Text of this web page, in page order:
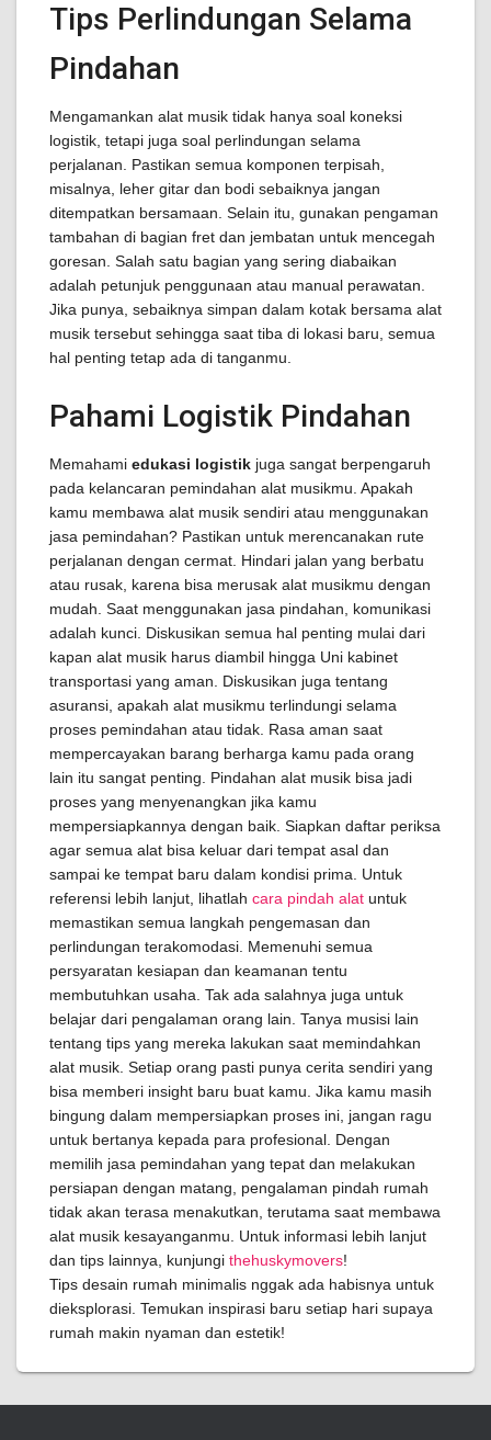
Tips Perlindungan Selama
Pindahan
Mengamankan alat musik tidak hanya soal koneksi
logistik, tetapi juga soal perlindungan selama
perjalanan. Pastikan semua komponen terpisah,
misalnya, leher gitar dan bodi sebaiknya jangan
ditempatkan bersamaan. Selain itu, gunakan pengaman
tambahan di bagian fret dan jembatan untuk mencegah
goresan. Salah satu bagian yang sering diabaikan
adalah petunjuk penggunaan atau manual perawatan.
Jika punya, sebaiknya simpan dalam kotak bersama alat
musik tersebut sehingga saat tiba di lokasi baru, semua
hal penting tetap ada di tanganmu.
Pahami Logistik Pindahan
Memahami edukasi logistik juga sangat berpengaruh
pada kelancaran pemindahan alat musikmu. Apakah
kamu membawa alat musik sendiri atau menggunakan
jasa pemindahan? Pastikan untuk merencanakan rute
perjalanan dengan cermat. Hindari jalan yang berbatu
atau rusak, karena bisa merusak alat musikmu dengan
mudah. Saat menggunakan jasa pindahan, komunikasi
adalah kunci. Diskusikan semua hal penting mulai dari
kapan alat musik harus diambil hingga Uni kabinet
transportasi yang aman. Diskusikan juga tentang
asuransi, apakah alat musikmu terlindungi selama
proses pemindahan atau tidak. Rasa aman saat
mempercayakan barang berharga kamu pada orang
lain itu sangat penting. Pindahan alat musik bisa jadi
proses yang menyenangkan jika kamu
mempersiapkannya dengan baik. Siapkan daftar periksa
agar semua alat bisa keluar dari tempat asal dan
sampai ke tempat baru dalam kondisi prima. Untuk
referensi lebih lanjut, lihatlah cara pindah alat untuk
memastikan semua langkah pengemasan dan
perlindungan terakomodasi. Memenuhi semua
persyaratan kesiapan dan keamanan tentu
membutuhkan usaha. Tak ada salahnya juga untuk
belajar dari pengalaman orang lain. Tanya musisi lain
tentang tips yang mereka lakukan saat memindahkan
alat musik. Setiap orang pasti punya cerita sendiri yang
bisa memberi insight baru buat kamu. Jika kamu masih
bingung dalam mempersiapkan proses ini, jangan ragu
untuk bertanya kepada para profesional. Dengan
memilih jasa pemindahan yang tepat dan melakukan
persiapan dengan matang, pengalaman pindah rumah
tidak akan terasa menakutkan, terutama saat membawa
alat musik kesayanganmu. Untuk informasi lebih lanjut
dan tips lainnya, kunjungi thehuskymovers!
Tips desain rumah minimalis nggak ada habisnya untuk
dieksplorasi. Temukan inspirasi baru setiap hari supaya
rumah makin nyaman dan estetik!